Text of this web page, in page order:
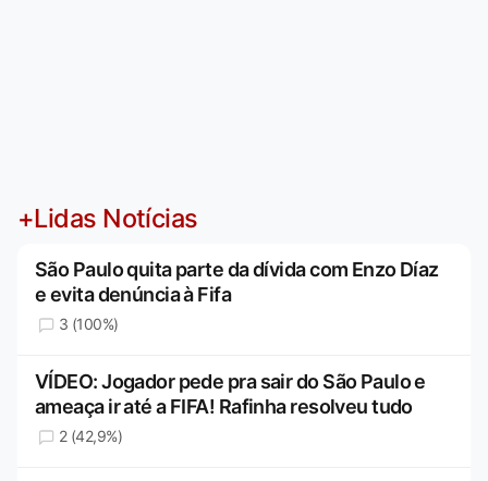
+Lidas Notícias
São Paulo quita parte da dívida com Enzo Díaz
e evita denúncia à Fifa
3 (100%)
VÍDEO: Jogador pede pra sair do São Paulo e
ameaça ir até a FIFA! Rafinha resolveu tudo
2 (42,9%)